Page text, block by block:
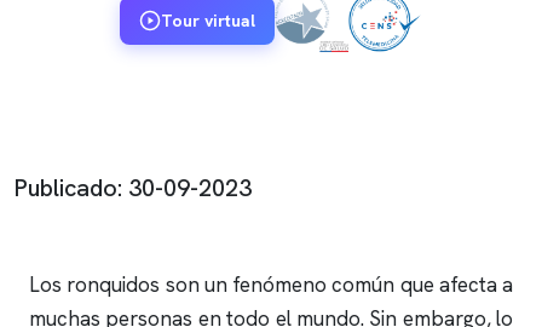
Tour virtual
Publicado: 30-09-2023
Los ronquidos son un fenómeno común que afecta a
muchas personas en todo el mundo. Sin embargo, lo